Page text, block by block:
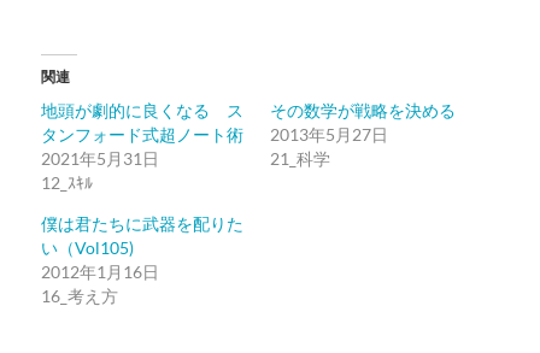
有
(新
し
い
ウ
ィ
ド
ウ
で
開
き
ま
リ
ッ
ク
し
さ
い
し
い
関連
地頭が劇的に良くなる ス
タンフォード式超ノート術
2021年5月31日
12_ｽｷﾙ
その数学が戦略を決める
2013年5月27日
21_科学
僕は君たちに武器を配りた
い（Vol105)
2012年1月16日
16_考え方